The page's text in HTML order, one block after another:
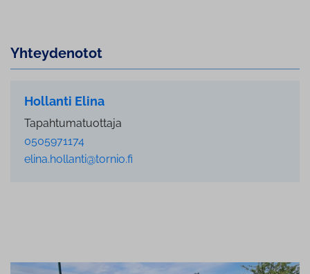
Yh­tey­de­no­tot
Hollanti Elina
Tapahtumatuottaja
0505971174
elina.hollanti@tornio.fi